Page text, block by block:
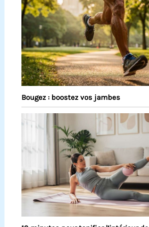
Bougez : boostez vos jambes